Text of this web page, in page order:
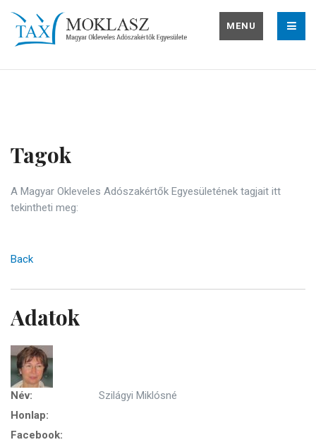
MENU
Tagok
A Magyar Okleveles Adószakértők Egyesületének tagjait itt
tekintheti meg:
Back
Adatok
Név:
Szilágyi Miklósné
Honlap:
Facebook: